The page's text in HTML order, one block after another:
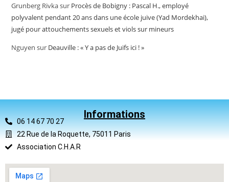
Grunberg Rivkasur Procès de Bobigny : Pascal H., employé
polyvalent pendant 20 ans dans une école juive (Yad Mordekhai),
jugé pour attouchements sexuels et viols sur mineurs
Nguyen sur Deauville : « Y a pas de Juifs ici ! »
Informations
06 14 67 70 27
22 Rue de la Roquette, 75011 Paris
Association C.H.A.R